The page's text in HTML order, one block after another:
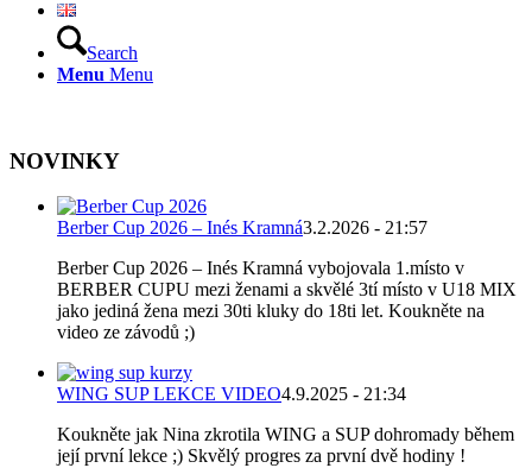
Search
Menu Menu
NOVINKY
Berber Cup 2026 – Inés Kramná3.2.2026 - 21:57
Berber Cup 2026 – Inés Kramná vybojovala 1.místo v
BERBER CUPU mezi ženami a skvělé 3tí místo v U18 MIX
jako jediná žena mezi 30ti kluky do 18ti let. Koukněte na
video ze závodů ;)
WING SUP LEKCE VIDEO4.9.2025 - 21:34
Koukněte jak Nina zkrotila WING a SUP dohromady během
její první lekce ;) Skvělý progres za první dvě hodiny !